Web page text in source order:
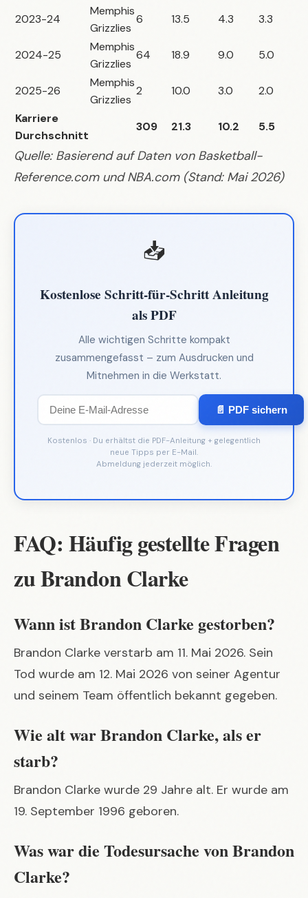
2023-24
Memphis
Grizzlies
6 13.5 4.3 3.3
2024-25
Memphis
Grizzlies
64 18.9 9.0 5.0
2025-26
Memphis
Grizzlies
2 10.0 3.0
2.0
Karriere
Durchschnitt
309 21.3 10.2 5.5
Quelle: Basierend auf Daten von Basketball-
Reference.comundNBA.com(Stand: Mai 2026)
📥
Kostenlose Schritt-für-Schritt Anleitung
als PDF
Alle wichtigen Schritte kompakt
zusammengefasst – zum Ausdrucken und
Mitnehmen in die Werkstatt.
📄 PDF sichern
Kostenlos · Du erhältst die PDF-Anleitung + gelegentlich
neue Tipps per E-Mail.
Abmeldung jederzeit möglich.
FAQ: Häufig gestellte Fragen
zu Brandon Clarke
Wann ist Brandon Clarke gestorben?
Brandon Clarke verstarb am 11. Mai 2026. Sein
Tod wurde am 12. Mai 2026 von seiner Agentur
und seinem Team öffentlich bekannt gegeben.
Wie alt war Brandon Clarke, als er
starb?
Brandon Clarke wurde 29 Jahre alt. Er wurde am
19. September 1996 geboren.
Was war die Todesursache von Brandon
Clarke?